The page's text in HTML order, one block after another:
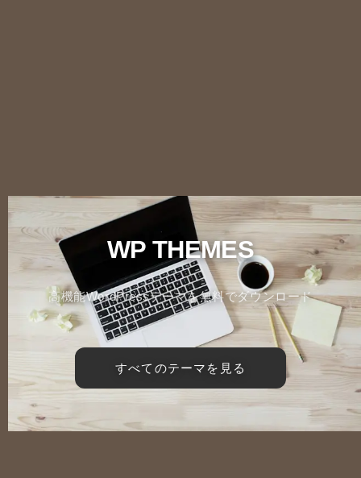
WP THEMES
高機能WordPressテーマを無料でダウンロード
すべてのテーマを見る